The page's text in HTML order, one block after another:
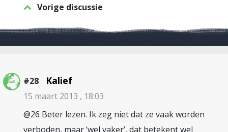
Vorige discussie
#28 Kalief
15 maart 2013 , 18:03
@26 Beter lezen. Ik zeg niet dat ze vaak worden
verboden, maar ‘wel vaker’, dat betekent wel